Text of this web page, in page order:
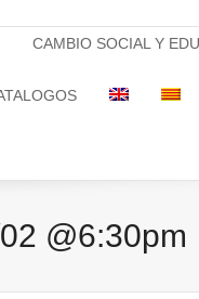
CAMBIO SOCIAL Y
@6:30pm